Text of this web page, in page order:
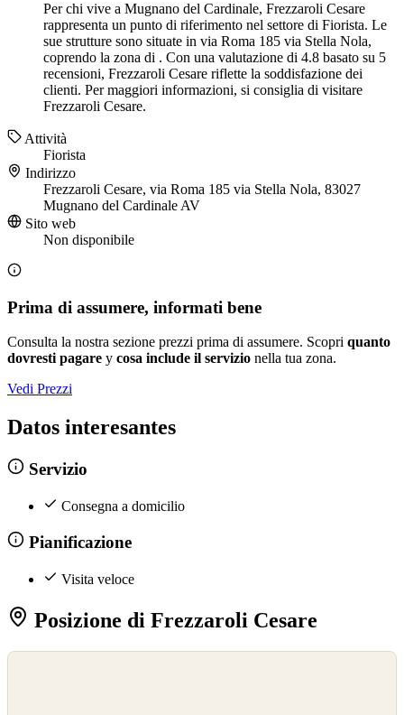
Per chi vive a Mugnano del Cardinale, Frezzaroli Cesare
rappresenta un punto di riferimento nel settore di Fiorista. Le
sue strutture sono situate in via Roma 185 via Stella Nola,
coprendo la zona di . Con una valutazione di 4.8 basato su 5
recensioni, Frezzaroli Cesare riflette la soddisfazione dei
clienti. Per maggiori informazioni, si consiglia di visitare
Frezzaroli Cesare.
Attività
Fiorista
Indirizzo
Frezzaroli Cesare, via Roma 185 via Stella Nola, 83027
Mugnano del Cardinale AV
Sito web
Non disponibile
Prima di assumere, informati bene
Consulta la nostra sezione prezzi prima di assumere. Scopri quanto
dovresti pagare y cosa include il servizio nella tua zona.
Vedi Prezzi
Datos interesantes
Servizio
Consegna a domicilio
Pianificazione
Visita veloce
Posizione di Frezzaroli Cesare